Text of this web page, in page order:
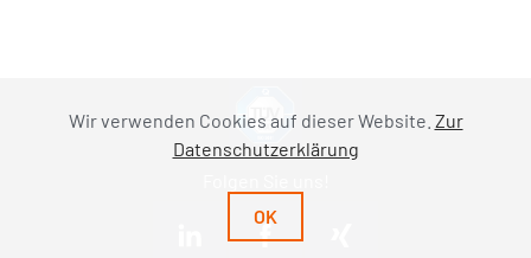
Wir verwenden Cookies auf dieser Website. Zur
Datenschutzerklärung
OK